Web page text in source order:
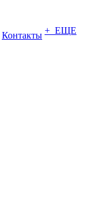
Контакты + ЕЩЕ